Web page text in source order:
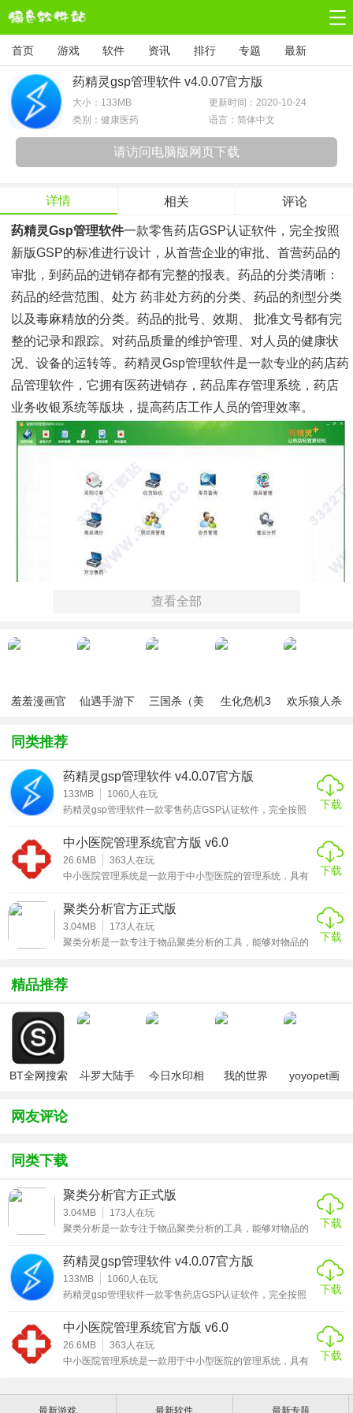
首页 游戏 软件 资讯 排行 专题 最新
药精灵gsp管理软件 v4.0.07官方版
大小： 133MB
更新时间：2020-10-24
类别：健康医药
语言：简体中文
请访问电脑版网页下载
详情 相关 评论
药精灵gsp管理软件一款零售药店GSP认证软件，完全按照
新版GSP的标准进行设计，从首营企业的审批、首营药品的
审批，到药品的进销存都有完整的报表。药品的分类清晰：
药品的经营范围、处方 药非处方药的分类、药品的剂型分类
以及毒麻精放的分类。药品的批号、效期、 批准文号都有完
整的记录和跟踪。对药品质量的维护管理、对人员的健康状
况、设备的运转等。药精灵gsp管理软件是一款专业的药店药
品管理软件，它拥有医药进销存，药品库存管理系统，药店
业务收银系统等版块，提高药店工作人员的管理效率。
1、操作便捷：10秒搞定，一键入库，一键养护。
2、药库对接：与国家药品库无缝对接，自带16万多条药品数
据，并实时更新。
3、远程管理：无论出差，还是旅游，通过手机APP和微信，
全方位管理药店。
低运营成本。
5、销售方便：界面清晰，操作便捷，支持移动支付。
6、会员管理：智能数据分析消费者需求，实现营销互动、积
分管理、用药提醒等。
7、多点触发：智能盘点、微商城、医保对接、查询上游库存
8、免服务费：终身免费升级，无服务费、24小时贴心管家。
药精灵与医药批发公司对接的三大优势：
药精灵与上下游对接后，批发公司可根据药店采购单量，利
查看全部
羞羞漫画官
仙遇手游下
三国杀（美
生化危机3
欢乐狼人杀
同类推荐
药精灵gsp管理软件 v4.0.07官方版
133MB 1060人在玩
药精灵gsp管理软件一款零售药店GSP认证软件，完全按照
审批，到药品的进销存都有完整的报表。药品的分类清晰：
药品的经营范围、处方 药非处方药的分类、药品的剂型分类
以及毒麻精放的分类。药品的批号、效期、 批准文号都有完
整的记录和跟踪。对药品质量的维护管理、对人员的健康状
下载
中小医院管理系统官方版 v6.0
26.6MB 363 人在玩
中小医院管理系统是一款用于中小型医院的管理系统，具有
房进行管理，实时了解药品采购、药品动态，及时补充药品
库存，方便了对于药品的管理，大大提高了工作效率；同时
中小医院管理系统对全科诊疗进行优化，有效地加快挂号、
缴费、取药的流程，方便病人的同时也节省了工作时间；除
下载
聚类分析官方正式版
3.04MB 173 人在玩
聚类分析是一款专注于物品聚类分析的工具，能够对物品的
据，方便用户查看，适用范围广，可适用于血型、品种聚
类、蛋白质多态等多个方便，有需要的用户赶快来下载聚类
下载
精品推荐
BT全网搜索
斗罗大陆手
今日水印相
我的世界
yoyopet画
网友评论
同类下载
聚类分析官方正式版
3.04MB 173 人在玩
聚类分析是一款专注于物品聚类分析的工具，能够对物品的
以图文的方式，显示出分析结果，详细的提供分析结果数
据，方便用户查看，适用范围广，可适用于血型、品种聚
类、蛋白质多态等多个方便，有需要的用户赶快来下载聚类
分析官方正式版吧！
下载
药精灵gsp管理软件 v4.0.07官方版
133MB 1060人在玩
药精灵gsp管理软件一款零售药店GSP认证软件，完全按照
审批，到药品的进销存都有完整的报表。药品的分类清晰：
药品的经营范围、处方 药非处方药的分类、药品的剂型分类
以及毒麻精放的分类。药品的批号、效期、 批准文号都有完
整的记录和跟踪。对药品质量的维护管理、对人员的健康状
下载
中小医院管理系统官方版 v6.0
26.6MB 363 人在玩
中小医院管理系统是一款用于中小型医院的管理系统，具有
下载